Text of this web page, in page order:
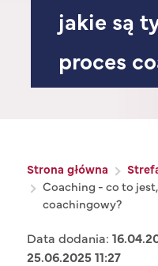
jakie są
proces
Ścieżka
Strona główna
Coaching - co to
coachingowy?
Data dodania:
25.06.2025 11:27